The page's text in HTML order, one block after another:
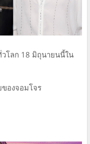
โลก 18 มิถุนายนนี้ใน
องจอมโจร